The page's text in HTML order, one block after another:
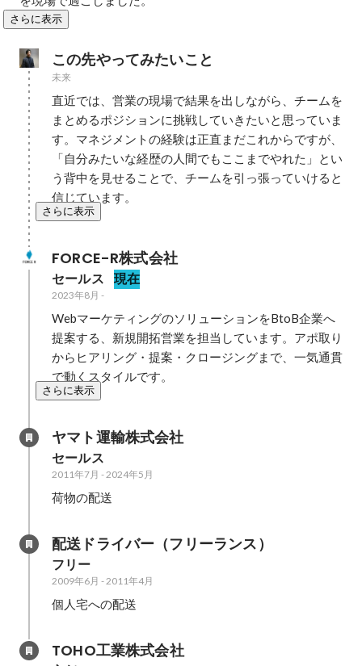
さらに表示
この先やってみたいこと
未来
直近では、営業の現場で結果を出しながら、チームを
まとめるポジションに挑戦していきたいと思っていま
す。マネジメントの経験は正直まだこれからですが、
「自分みたいな経歴の人間でもここまでやれた」とい
う背中を見せることで、チームを引っ張っていけると
信じています。
さらに表示
FORCE-R株式会社
セールス 現在
2023年8月 -
WebマーケティングのソリューションをBtoB企業へ
提案する、新規開拓営業を担当しています。アポ取り
からヒアリング・提案・クロージングまで、一気通貫
で動くスタイルです。
さらに表示
ヤマト運輸株式会社
セールス
2011年7月 -2024年5月
荷物の配送
配送ドライバー（フリーランス）
フリー
2009年6月 -2011年4月
個人宅への配送
TOHO工業株式会社